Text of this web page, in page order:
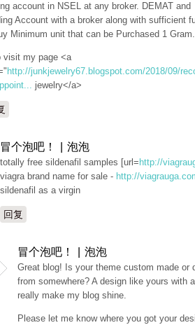
account in NSEL at any broker. DEMAT and
Account with a broker along with sufficient
Minimum unit that can be Purchased 1 Gram.
visit my page <a
http://junkjewelry67.blogspot.com/2018/09/
jewelry</a>
冒个泡吧！ | 泡泡
totally free sildenafil samples [url= http://
viagra brand name for sale - http://
sildenafil as a virgin
回复
冒个泡吧！ | 泡泡
Great blog! Is your theme custom made or
from somewhere? A design like yours with
really make my blog shine.
Please let me know where you got your